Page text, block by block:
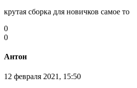
крутая сборка для новичков самое то
0
0
Антон
12 февраля 2021, 15:50